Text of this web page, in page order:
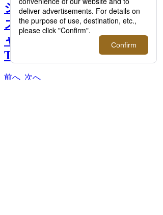
シャツ9選！イセタンメン
ズが本気で選ぶエッセンシ
ャルウエアをご紹介｜THE
T-SHIRT 2025 >>
前へ 次へ